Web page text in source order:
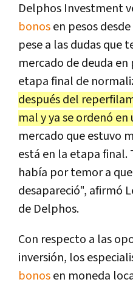
Delphos Investment
bonosen pesos
pese a las dudas que
mercado de deuda en
etapa final de
después del
mal y ya se ordenó en
mercado que estuvo
está en la etapa final.
había por temor a
desapareció", afirmó
de Delphos.
Con respecto a las
inversión, los
bonosen moneda